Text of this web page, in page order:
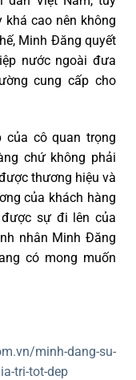
cao nên không
Minh Đăng quyết
nước ngoài đưa
cung cấp cho
của cô quan trọng
chứ không phải
thương hiệu và
của khách hàng
sự đi lên của
nhân Minh Đăng
có mong muốn
minh-dang-su-
tri-tot-dep